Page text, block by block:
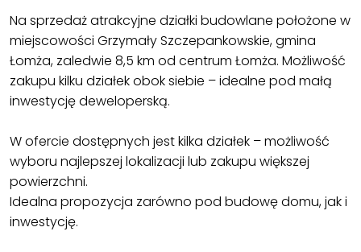
Na sprzedaż atrakcyjne działki budowlane położone w
miejscowości Grzymały Szczepankowskie, gmina
Łomża, zaledwie 8,5 km od centrum Łomża. Możliwość
zakupu kilku działek obok siebie – idealne pod małą
inwestycję deweloperską.
W ofercie dostępnych jest kilka działek – możliwość
wyboru najlepszej lokalizacji lub zakupu większej
powierzchni.
Idealna propozycja zarówno pod budowę domu, jak i
inwestycję.